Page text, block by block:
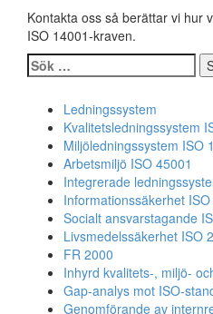
Kontakta oss så berättar vi hur
ISO 14001-kraven.
Sök
efter:
Ledningssystem
Kvalitetsledningssystem
Miljöledningssystem ISO
Arbetsmiljö ISO 45001
Integrerade
Informationssäkerhet ISO
Socialt ansvarstagande
Livsmedelssäkerhet ISO
FR 2000
Inhyrd kvalitets-, miljö-
Gap-analys mot ISO-
Genomförande av